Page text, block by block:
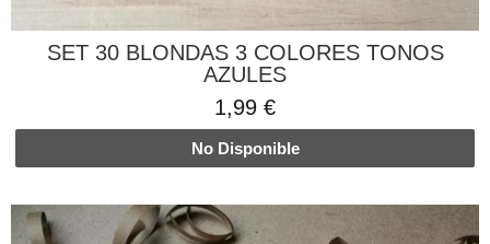
SET 30 BLONDAS 3 COLORES TONOS
AZULES
1,99 €
No Disponible